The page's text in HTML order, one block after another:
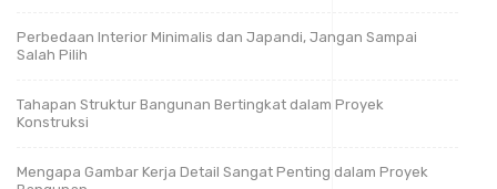
Perbedaan Interior Minimalis dan Japandi, Jangan Sampai
Salah Pilih
Tahapan Struktur Bangunan Bertingkat dalam Proyek
Konstruksi
Mengapa Gambar Kerja Detail Sangat Penting dalam Proyek